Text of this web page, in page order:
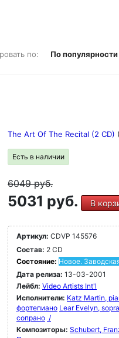
по: По популярности
The Art Of The Recital (2 CD)
Есть в наличии
6049руб.
5031 руб. В
Артикул: CDVP 145576
Состав: 2 CD
Состояние: Новое.
Дата релиза: 13-03-2001
Лейбл: Video Artists Int'l
Исполнители: Katz Martin,
фортепиано Lear Evelyn,
сопрано /
Композиторы: Schubert,